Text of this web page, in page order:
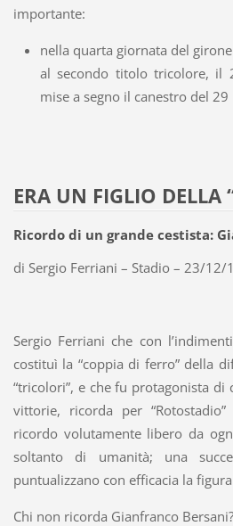
importante:
nella quarta giornata del
al secondo titolo tricolore, il
mise a segno il canestro del 29
ERA UN FIGLIO DELLA
Ricordo di un grande cestista:
di Sergio Ferriani – Stadio – 23/12/
Sergio Ferriani che con
costituì la “coppia di ferro” della
“tricolori”, e che fu protagonista di
vittorie, ricorda per “Rotostadio”
ricordo volutamente libero da
soltanto di umanità; una
puntualizzano con efficacia la
Chi non ricorda Gianfranco Bersani?